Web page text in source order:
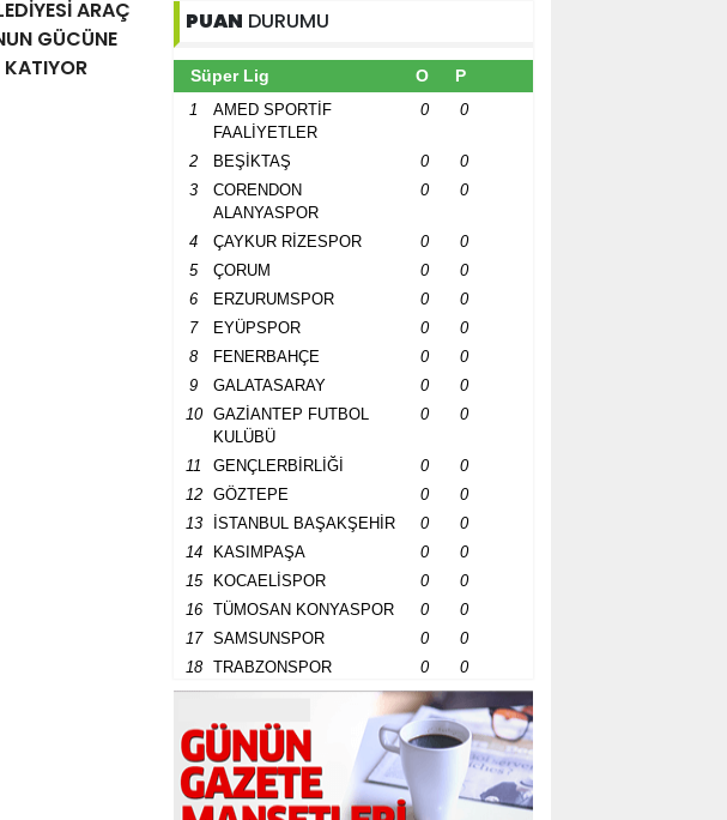
ARAÇ
GÜCÜNE
PUAN DURUMU
Süper Lig O P
1
AMED SPORTİF
FAALİYETLER
0 0
2 BEŞİKTAŞ 0
0
3
CORENDON
ALANYASPOR
0 0
4 ÇAYKUR RİZESPOR 0
0
5
ÇORUM 0
0
6
ERZURUMSPOR 0
0
7
EYÜPSPOR 0
0
8
FENERBAHÇE 0
0
9
GALATASARAY 0
0
10
GAZİANTEP FUTBOL
KULÜBÜ
0 0
11 GENÇLERBİRLİĞİ 0
0
12
GÖZTEPE 0
0
13
İSTANBUL BAŞAKŞEHİR 0
0
14
KASIMPAŞA 0
0
15
KOCAELİSPOR 0
0
16
TÜMOSAN KONYASPOR 0
0
17
SAMSUNSPOR 0
0
18
TRABZONSPOR 0 0